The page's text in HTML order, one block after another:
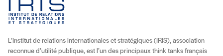
L’Institut de relations internationales et stratégiques (IRIS), association
reconnue d’utilité publique, est l’un des principaux think tanks français